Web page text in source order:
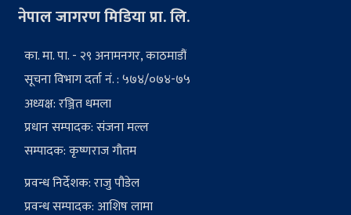
नेपाल जागरण मिडिया प्रा. लि.
का. मा. पा. - २९ अनामनगर, काठमाडौं
सूचना विभाग दर्ता नं. : ५७४/०७४-७५
अध्यक्ष: रञ्जित धमला
प्रधान सम्पादक: संजना मल्ल
सम्पादक: कृष्णराज गौतम
प्रवन्ध निर्देशक: राजु पौडेल
प्रवन्ध सम्पादक: आशिष लामा